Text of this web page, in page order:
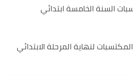
السنة الخامسة ابتدائي
لنهاية المرحلة الابتدائي